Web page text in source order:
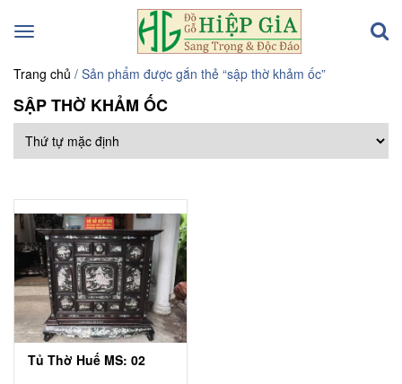
Toggle
Trang chủ / Sản phẩm được gắn thẻ “sập thờ khảm ốc”
SẬP THỜ KHẢM ỐC
Tủ Thờ Huế MS: 02